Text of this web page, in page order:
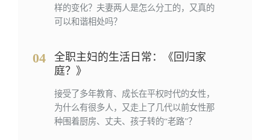
样的变化？夫妻两人是怎么分工的，又真的
可以和谐相处吗？
04
全职主妇的生活日常：《回归家
庭？》
接受了多年教育、成长在平权时代的女性，
为什么有很多人，又走上了几代以前女性那
种围着厨房、丈夫、孩子转的“老路”？